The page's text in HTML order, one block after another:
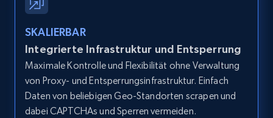
IsListingClaimedByCurrentSignedInUser,
IsCurrentSignedInAgentResponsible, Bedrooms,
and more.
12K+ 1.3K+ Gratis testen
SKALIERBAR
Integrierte Infrastruktur und Entsperrung
Maximale Kontrolle und Flexibilität ohne Verwaltung
von Proxy- und Entsperrungsinfrastruktur. Einfach
Daten von beliebigen Geo-Standorten scrapen und
dabei CAPTCHAs und Sperren vermeiden.